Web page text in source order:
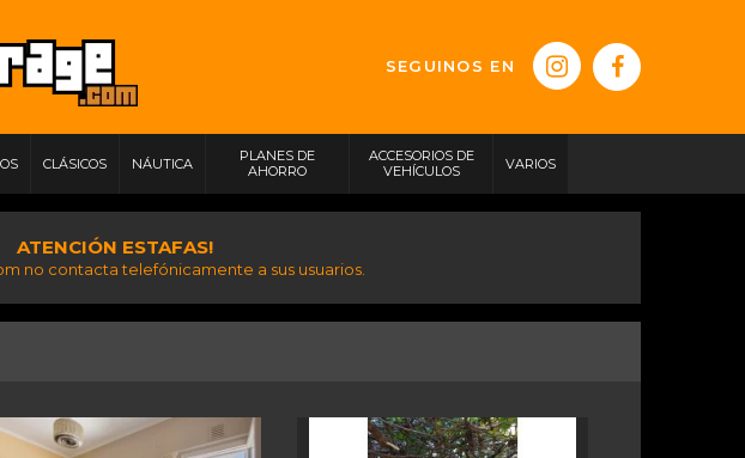
SEGUINOS EN
CLÁSICOS NÁUTICA
PLANES DE
AHORRO
ACCESORIOS DE
VEHÍCULOS
VARIOS
ATENCIÓN ESTAFAS!
no contacta telefónicamente a sus usuarios.